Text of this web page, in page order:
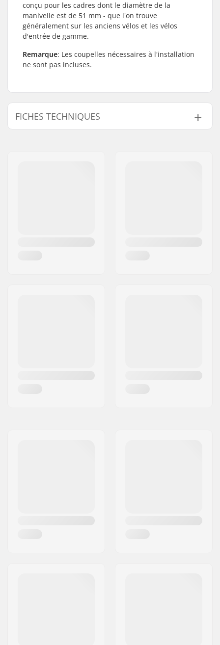
conçu pour les cadres dont le diamètre de la
manivelle est de 51 mm - que l'on trouve
généralement sur les anciens vélos et les vélos
d'entrée de gamme.
Remarque: Les coupelles nécessaires à l'installation
ne sont pas incluses.
FICHES TECHNIQUES